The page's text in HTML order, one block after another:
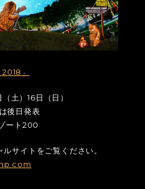
」
土）16日（日）
後日発表
ート200
サイトをご覧ください。